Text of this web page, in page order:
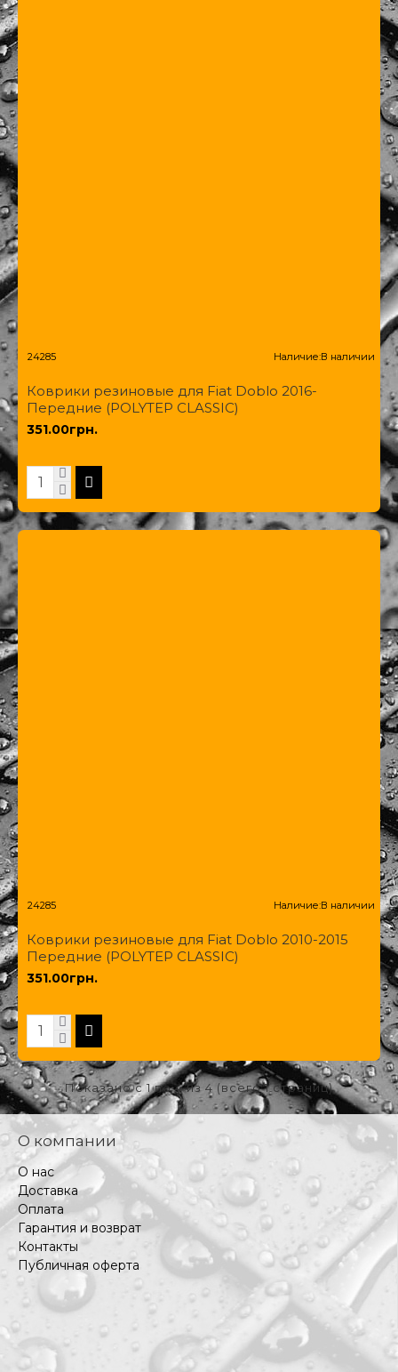
24285 Наличие:В наличии
Коврики резиновые для Fiat Doblo 2016-
Передние (POLYTEP CLASSIC)
351.00грн.
24285 Наличие:В наличии
Коврики резиновые для Fiat Doblo 2010-2015
Передние (POLYTEP CLASSIC)
351.00грн.
Показано с 1 по 4 из 4 (всего 1 страниц)
О компании
О нас
Доставка
Оплата
Гарантия и возврат
Контакты
Публичная оферта